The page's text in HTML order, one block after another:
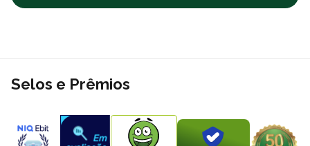
Selos e Prêmios